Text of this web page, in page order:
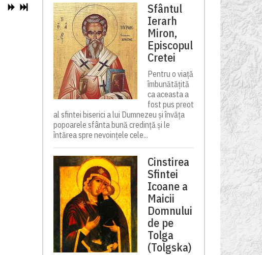
Sfântul
Ierarh
Miron,
Episcopul
Cretei
Pentru o viață
îmbunătățită
ca aceasta a
fost pus preot
al sfintei biserici a lui Dumnezeu și învăța
popoarele sfânta bună credință și le
întărea spre nevoințele cele...
Cinstirea
Sfintei
Icoane a
Maicii
Domnului
de pe
Tolga
(Tolgska)